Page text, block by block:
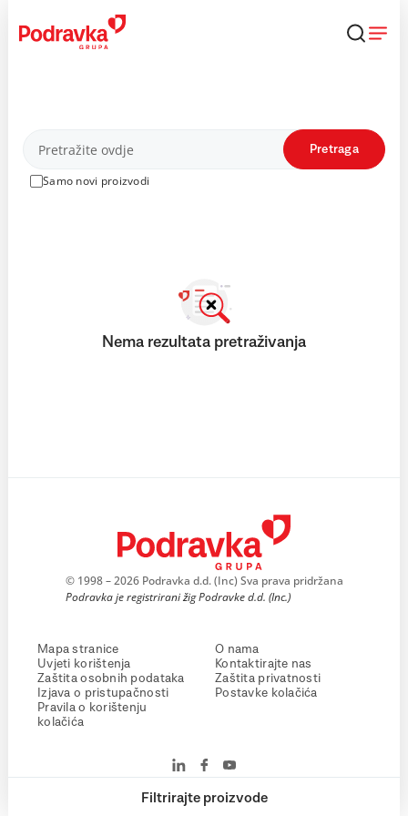
content
Proizvodi
Samo novi proizvodi
Pretraga
Filtrirajte proizvode
Nema rezultata pretraživanja
© 1998 – 2026 Podravka d.d. (Inc) Sva prava pridržana
Podravka je registrirani žig Podravke d.d. (Inc.)
Mapa stranice
Uvjeti korištenja
Zaštita osobnih podataka
Izjava o pristupačnosti
Pravila o korištenju
kolačića
O nama
Kontaktirajte nas
Zaštita privatnosti
Postavke kolačića